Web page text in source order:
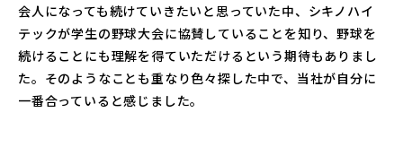
会人になっても続けていきたいと思っていた中、シキノハイ
テックが学生の野球大会に協賛していることを知り、野球を
続けることにも理解を得ていただけるという期待もありまし
た。そのようなことも重なり色々探した中で、当社が自分に
一番合っていると感じました。